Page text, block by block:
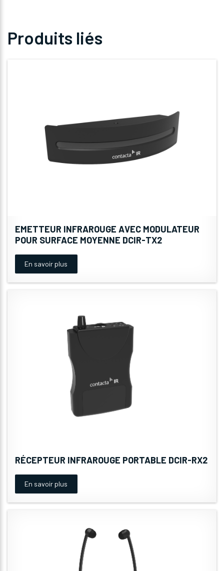
Produits liés
EMETTEUR INFRAROUGE AVEC MODULATEUR
POUR SURFACE MOYENNE DCIR-TX2
En savoir plus
RÉCEPTEUR INFRAROUGE PORTABLE DCIR-RX2
En savoir plus